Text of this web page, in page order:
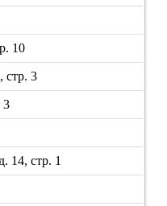
10
стр. 3
3
14, стр. 1